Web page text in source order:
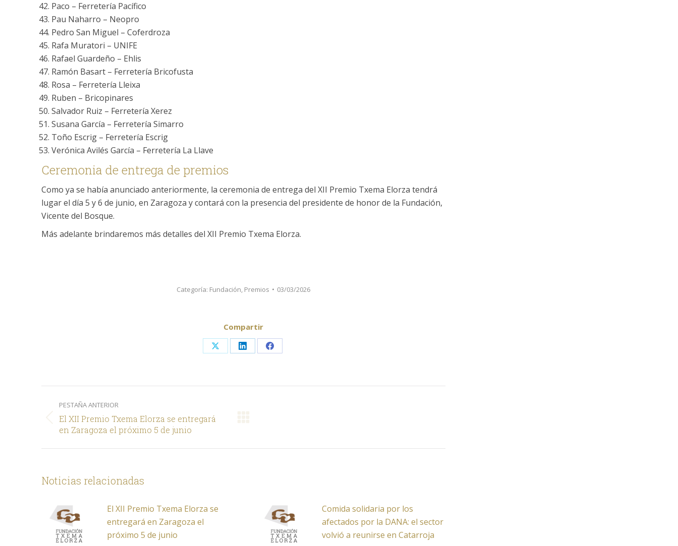
Paco – Ferretería Pacífico
Pau Naharro – Neopro
Pedro San Miguel – Coferdroza
Rafa Muratori – UNIFE
Rafael Guardeño – Ehlis
Ramón Basart – Ferretería Bricofusta
Rosa – Ferretería Lleixa
Ruben – Bricopinares
Salvador Ruiz – Ferretería Xerez
Susana García – Ferretería Simarro
Toño Escrig – Ferretería Escrig
Verónica Avilés García – Ferretería La Llave
Ceremonia de entrega de premios
Como ya se había anunciado anteriormente, la ceremonia de entrega del XII Premio Txema Elorza tendrá
lugar el día 5 y 6 de junio, en Zaragoza y contará con la presencia del presidente de honor de la Fundación,
Vicente del Bosque.
Más adelante brindaremos más detalles del XII Premio Txema Elorza.
Categoría: Fundación, Premios 03/03/2026
Compartir
Share
X
Share
LinkedIn
Share
Facebook
entre
comentarios
PESTAÑA ANTERIOR
Pestaña
anterior
El XII Premio Txema Elorza se entregará
en Zaragoza el próximo 5 de junio
Noticias relacionadas
El XII Premio Txema Elorza se
entregará en Zaragoza el
próximo 5 de junio
Comida solidaria por los
afectados por la DANA: el sector
volvió a reunirse en Catarroja